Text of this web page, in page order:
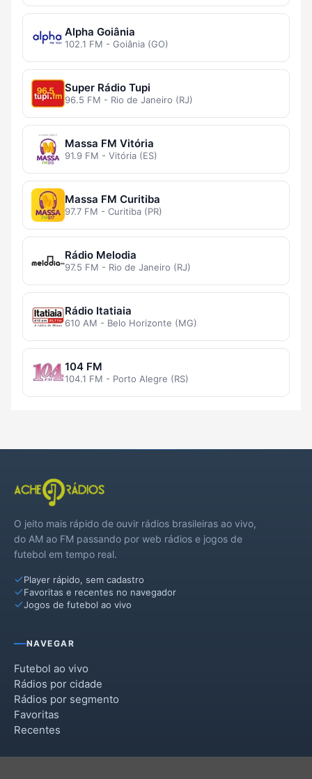
Alpha Goiânia
102.1 FM - Goiânia (GO)
Super Rádio Tupi
96.5 FM - Rio de Janeiro (RJ)
Massa FM Vitória
91.9 FM - Vitória (ES)
Massa FM Curitiba
97.7 FM - Curitiba (PR)
Rádio Melodia
97.5 FM - Rio de Janeiro (RJ)
Rádio Itatiaia
610 AM - Belo Horizonte (MG)
104 FM
104.1 FM - Porto Alegre (RS)
O jeito mais rápido de ouvir rádios brasileiras ao vivo,
do AM ao FM passando por web rádios e jogos de
futebol em tempo real.
Player rápido, sem cadastro
Favoritas e recentes no navegador
Jogos de futebol ao vivo
NAVEGAR
Futebol ao vivo
Rádios por cidade
Rádios por segmento
Favoritas
Recentes